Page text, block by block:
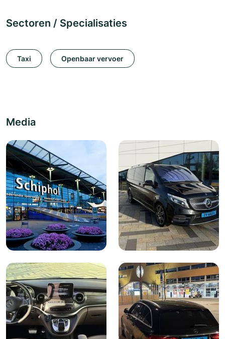
Sectoren / Specialisaties
Taxi Openbaar vervoer
Media